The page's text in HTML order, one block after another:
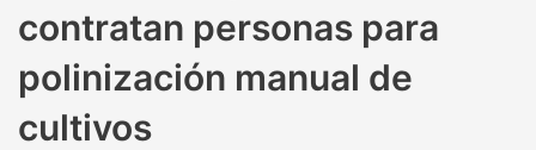
contratan personas para
polinización manual de
cultivos